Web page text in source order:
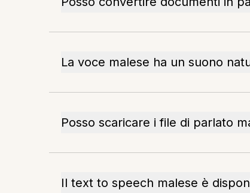
La voce malese ha un suono
Posso scaricare i file di parlato
Il text to speech malese è